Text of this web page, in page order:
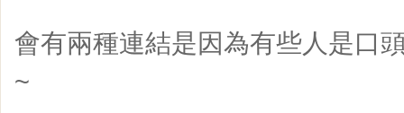
會有兩種連結是因為有些人是口
~